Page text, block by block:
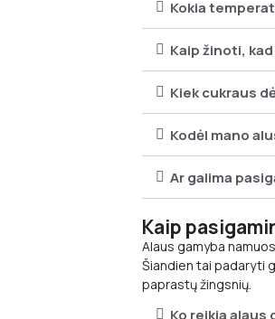
Kokia
Kaip žinoti,
Kiek cukraus
Kodėl mano
Ar galima
Kaip
Alaus gamyba
Šiandien tai padaryti
paprastų žingsnių.